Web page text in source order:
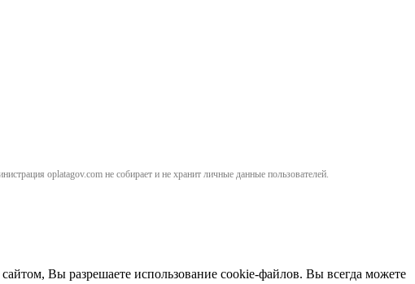
oplatagov.com не собирает и не хранит личные данные пользователей.
Вы разрешаете использование cookie-файлов. Вы всегда можете